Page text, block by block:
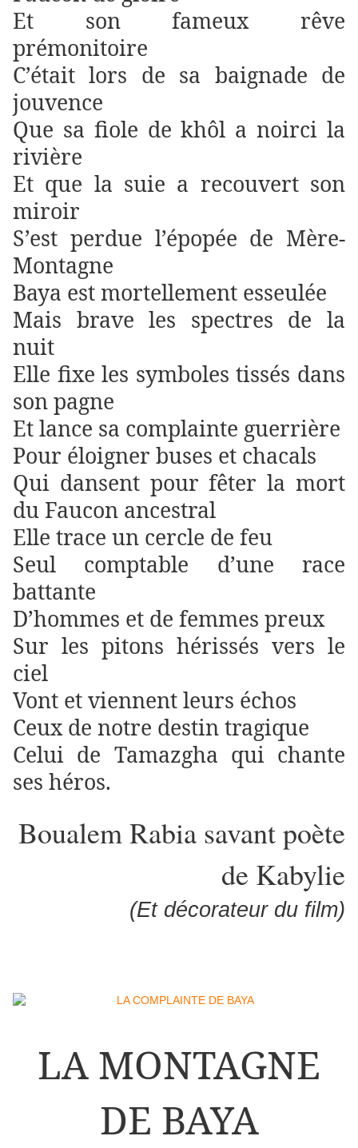
Et son fameux rêve
prémonitoire
C’était lors de sa baignade de
jouvence
Que sa fiole de khôl a noirci la
rivière
Et que la suie a recouvert son
miroir
S’est perdue l’épopée de Mère-
Montagne
Baya est mortellement esseulée
Mais brave les spectres de la
nuit
Elle fixe les symboles tissés dans
son pagne
Et lance sa complainte guerrière
Pour éloigner buses et chacals
Qui dansent pour fêter la mort
du Faucon ancestral
Elle trace un cercle de feu
Seul comptable d’une race
battante
D’hommes et de femmes preux
Sur les pitons hérissés vers le
ciel
Vont et viennent leurs échos
Ceux de notre destin tragique
Celui de Tamazgha qui chante
ses héros.
Boualem Rabia savant poète
de Kabylie
(Et décorateur du film)
LA MONTAGNE
DE BAYA